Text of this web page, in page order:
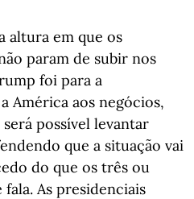
altura em que os
param de subir nos
foi para a
América aos negócios,
possível levantar
que a situação vai
do que os três ou
As presidenciais